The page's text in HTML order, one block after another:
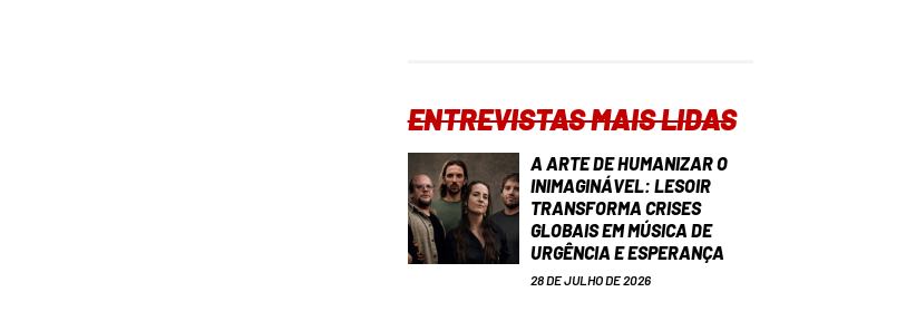
ENTREVISTAS MAIS LIDAS
A ARTE DE HUMANIZAR O
INIMAGINÁVEL: LESOIR
TRANSFORMA CRISES
GLOBAIS EM MÚSICA DE
URGÊNCIA E ESPERANÇA
28 DE JULHO DE 2026